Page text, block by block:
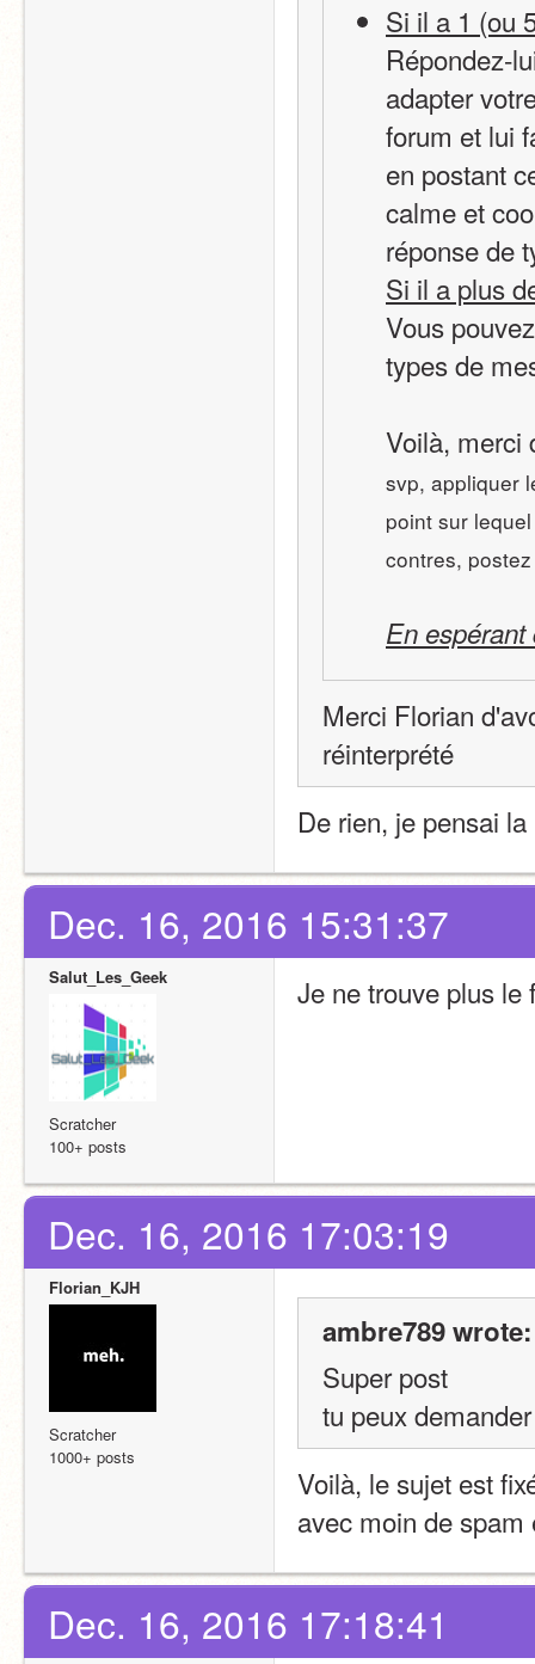
Si il a 1 (ou
Répondez-
adapter
forum et lui
en postant
calme et
réponse de
Si il a plus
Vous
types de
Voilà, merci
svp, appliquer
point sur
contres,
En
Merci Florian
réinterprété
De rien, je pensai
Dec. 16, 2016 15:31:37
Salut_Les_Geek
Scratcher
100+ posts
Je ne trouve plus le
Dec. 16, 2016 17:03:19
Florian_KJH
Scratcher
1000+ posts
ambre789 wrote:
Super post
tu peux
Voilà, le sujet est
avec moin de
Dec. 16, 2016 17:18:41